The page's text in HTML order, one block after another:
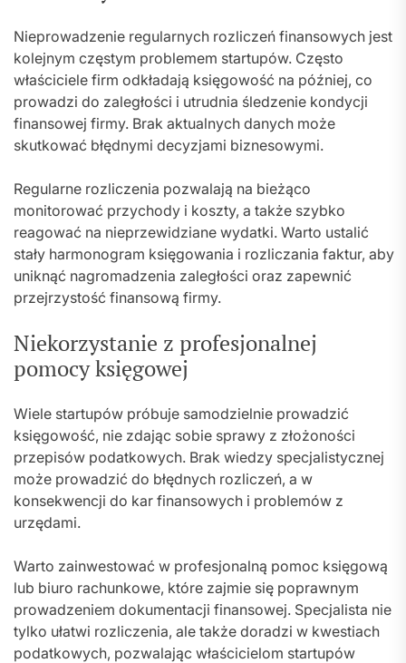
Nieprowadzenie regularnych rozliczeń finansowych jest
kolejnym częstym problemem startupów. Często
właściciele firm odkładają księgowość na później, co
prowadzi do zaległości i utrudnia śledzenie kondycji
finansowej firmy. Brak aktualnych danych może
skutkować błędnymi decyzjami biznesowymi.
Regularne rozliczenia pozwalają na bieżąco
monitorować przychody i koszty, a także szybko
reagować na nieprzewidziane wydatki. Warto ustalić
stały harmonogram księgowania i rozliczania faktur, aby
uniknąć nagromadzenia zaległości oraz zapewnić
przejrzystość finansową firmy.
Niekorzystanie z profesjonalnej
pomocy księgowej
Wiele startupów próbuje samodzielnie prowadzić
księgowość, nie zdając sobie sprawy z złożoności
przepisów podatkowych. Brak wiedzy specjalistycznej
może prowadzić do błędnych rozliczeń, a w
konsekwencji do kar finansowych i problemów z
urzędami.
Warto zainwestować w profesjonalną pomoc księgową
lub biuro rachunkowe, które zajmie się poprawnym
prowadzeniem dokumentacji finansowej. Specjalista nie
tylko ułatwi rozliczenia, ale także doradzi w kwestiach
podatkowych, pozwalając właścicielom startupów